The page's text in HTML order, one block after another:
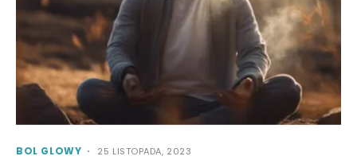
BOL GLOWY 25 LISTOPADA, 2023